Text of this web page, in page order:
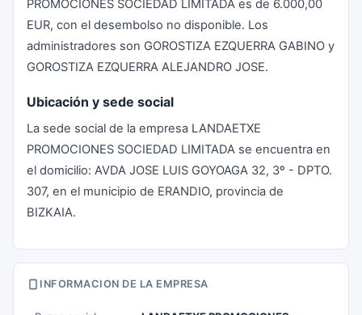
PROMOCIONES SOCIEDAD LIMITADA es de 6.000,00
EUR, con el desembolso no disponible. Los
administradores son GOROSTIZA EZQUERRA GABINO y
GOROSTIZA EZQUERRA ALEJANDRO JOSE.
Ubicación y sede social
La sede social de la empresa LANDAETXE
PROMOCIONES SOCIEDAD LIMITADA se encuentra en
el domicilio: AVDA JOSE LUIS GOYOAGA 32, 3º - DPTO.
307, en el municipio de ERANDIO, provincia de
BIZKAIA.
INFORMACION DE LA EMPRESA